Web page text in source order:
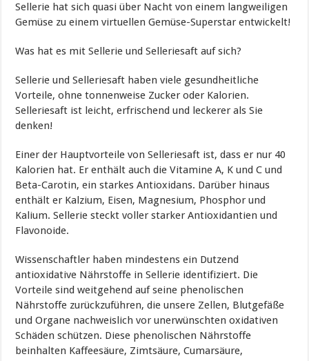
Sellerie hat sich quasi über Nacht von einem langweiligen
Gemüse zu einem virtuellen Gemüse-Superstar entwickelt!
Was hat es mit Sellerie und Selleriesaft auf sich?
Sellerie und Selleriesaft haben viele gesundheitliche
Vorteile, ohne tonnenweise Zucker oder Kalorien.
Selleriesaft ist leicht, erfrischend und leckerer als Sie
denken!
Einer der Hauptvorteile von Selleriesaft ist, dass er nur 40
Kalorien hat. Er enthält auch die Vitamine A, K und C und
Beta-Carotin, ein starkes Antioxidans. Darüber hinaus
enthält er Kalzium, Eisen, Magnesium, Phosphor und
Kalium. Sellerie steckt voller starker Antioxidantien und
Flavonoide.
Wissenschaftler haben mindestens ein Dutzend
antioxidative Nährstoffe in Sellerie identifiziert. Die
Vorteile sind weitgehend auf seine phenolischen
Nährstoffe zurückzuführen, die unsere Zellen, Blutgefäße
und Organe nachweislich vor unerwünschten oxidativen
Schäden schützen. Diese phenolischen Nährstoffe
beinhalten Kaffeesäure, Zimtsäure, Cumarsäure,